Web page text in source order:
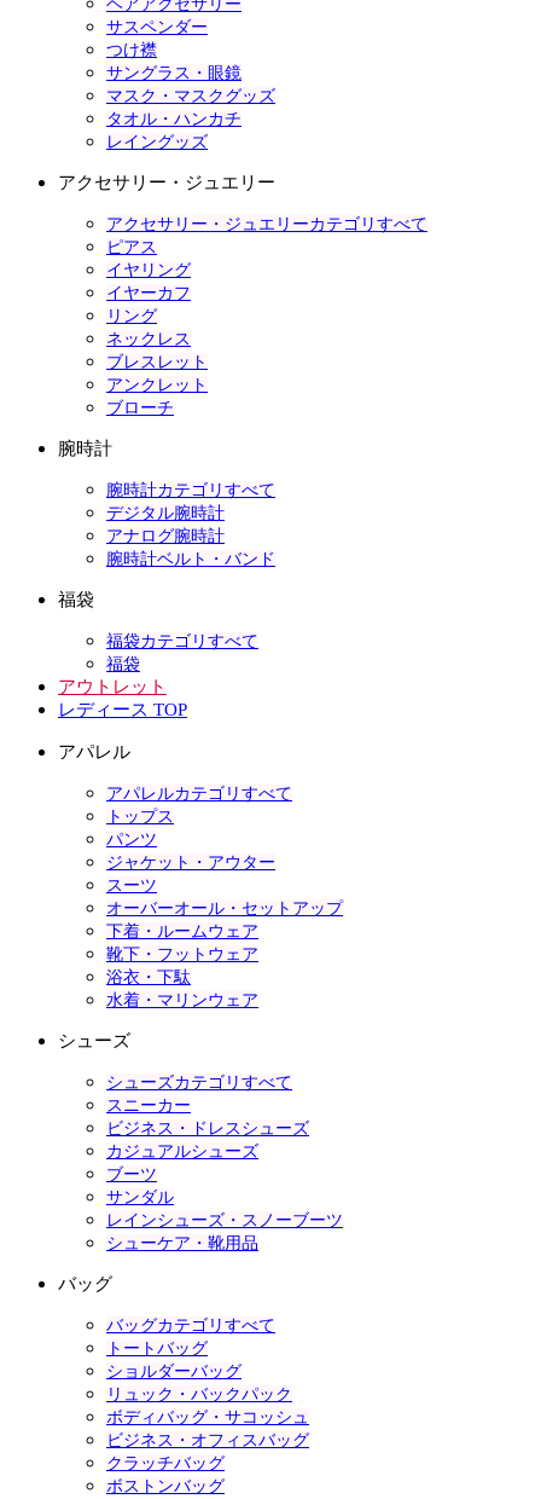
ヘアアクセサリー
サスペンダー
つけ襟
サングラス・眼鏡
マスク・マスクグッズ
タオル・ハンカチ
レイングッズ
アクセサリー・ジュエリー
アクセサリー・ジュエリーカテゴリすべて
ピアス
イヤリング
イヤーカフ
リング
ネックレス
ブレスレット
アンクレット
ブローチ
腕時計
腕時計カテゴリすべて
デジタル腕時計
アナログ腕時計
腕時計ベルト・バンド
福袋
福袋カテゴリすべて
福袋
アウトレット
レディース TOP
アパレル
アパレルカテゴリすべて
トップス
パンツ
ジャケット・アウター
スーツ
オーバーオール・セットアップ
下着・ルームウェア
靴下・フットウェア
浴衣・下駄
水着・マリンウェア
シューズ
シューズカテゴリすべて
スニーカー
ビジネス・ドレスシューズ
カジュアルシューズ
ブーツ
サンダル
レインシューズ・スノーブーツ
シューケア・靴用品
バッグ
バッグカテゴリすべて
トートバッグ
ショルダーバッグ
リュック・バックパック
ボディバッグ・サコッシュ
ビジネス・オフィスバッグ
クラッチバッグ
ボストンバッグ